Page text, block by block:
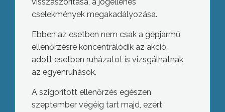
cselekmények megakadályozása.
Ebben az esetben nem csak a gépjármű
ellenőrzésre koncentrálódik az akció,
adott esetben ruházatot is vizsgálhatnak
az egyenruhások.
A szigorított ellenőrzés egészen
szeptember végéig tart majd, ezért